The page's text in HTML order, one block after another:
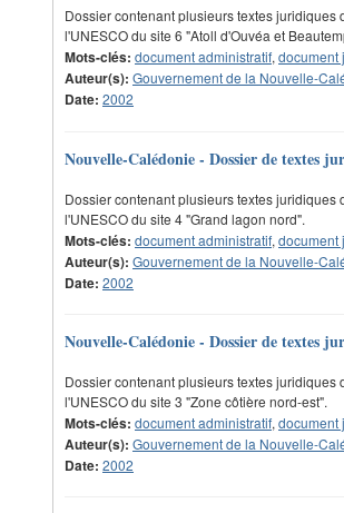
Dossier contenant plusieurs textes juridiques
l'UNESCO du site 6 "Atoll d'Ouvéa et
Mots-clés: document administratif, document
Auteur(s): Gouvernement de la Nouvelle-
Date: 2002
Nouvelle-Calédonie - Dossier de
Dossier contenant plusieurs textes juridiques
l'UNESCO du site 4 "Grand lagon nord".
Mots-clés: document administratif, document
Auteur(s): Gouvernement de la Nouvelle-
Date: 2002
Nouvelle-Calédonie - Dossier de textes
Dossier contenant plusieurs textes juridiques
l'UNESCO du site 3 "Zone côtière nord-est".
Mots-clés: document administratif, document
Auteur(s): Gouvernement de la Nouvelle-
Date: 2002